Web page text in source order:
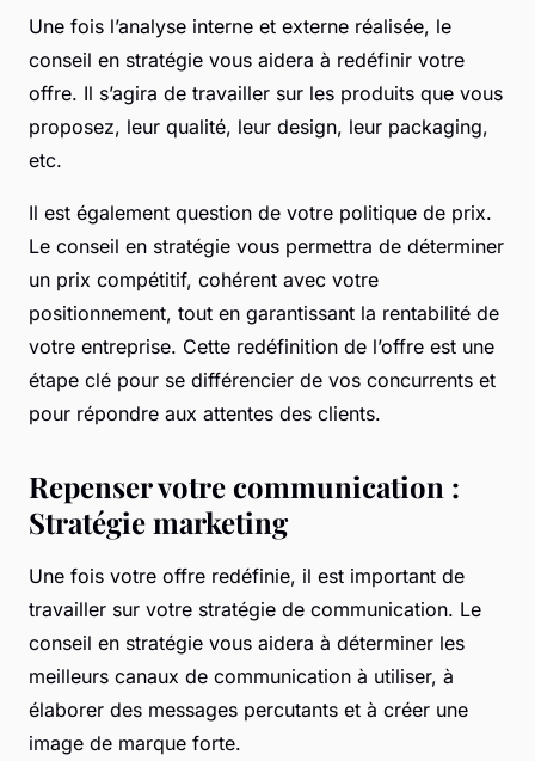
Une fois l’analyse interne et externe réalisée, le
conseil en stratégie vous aidera à redéfinir votre
offre. Il s’agira de travailler sur les produits que vous
proposez, leur qualité, leur design, leur packaging,
etc.
Il est également question de votre politique de prix.
Le conseil en stratégie vous permettra de déterminer
un prix compétitif, cohérent avec votre
positionnement, tout en garantissant la rentabilité de
votre entreprise. Cette redéfinition de l’offre est une
étape clé pour se différencier de vos concurrents et
pour répondre aux attentes des clients.
Repenser votre communication :
Stratégie marketing
Une fois votre offre redéfinie, il est important de
travailler sur votre stratégie de communication. Le
conseil en stratégie vous aidera à déterminer les
meilleurs canaux de communication à utiliser, à
élaborer des messages percutants et à créer une
image de marque forte.